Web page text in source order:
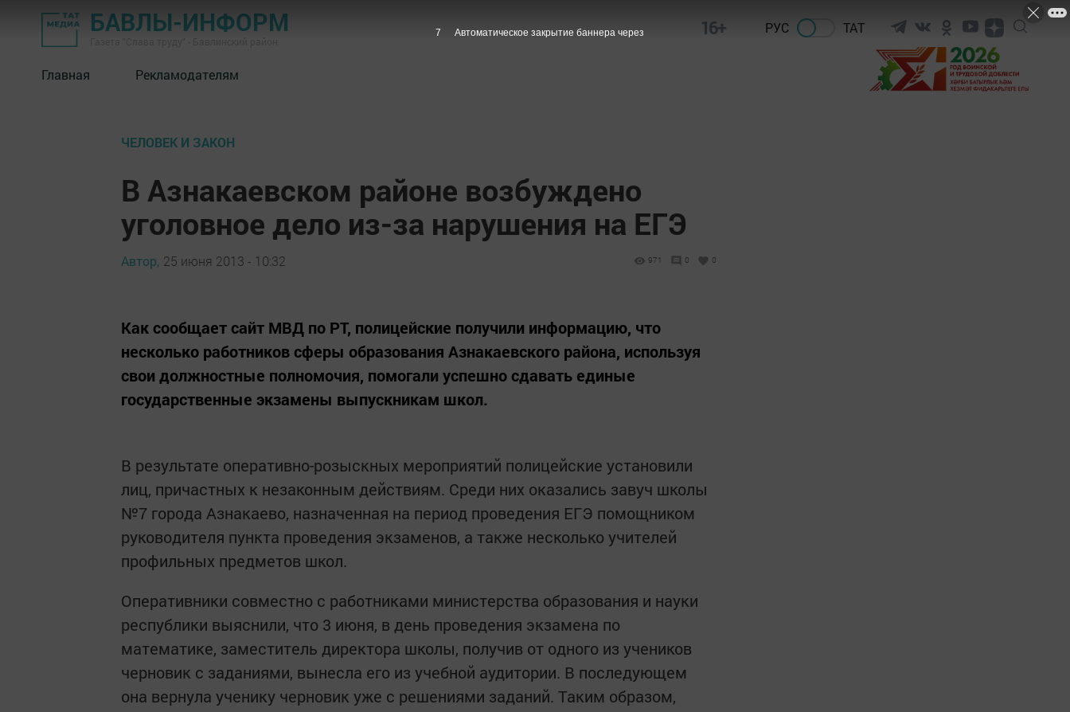
БАВЛЫ-ИНФОРМ 16+ РУС ТАТ
Главная Рекламодателям
ЧЕЛОВЕК И ЗАКОН
В Азнакаевском районе возбуждено
уголовное дело из-за нарушения на ЕГЭ
Автор, 25 июня 2013 - 10:32 971 0 0
Как сообщает сайт МВД по РТ, полицейские получили информацию, что
несколько работников сферы образования Азнакаевского района, используя
свои должностные полномочия, помогали успешно сдавать единые
государственные экзамены выпускникам школ.
В результате оперативно-розыскных мероприятий полицейские установили
лиц, причастных к незаконным действиям. Среди них оказались завуч школы
№7 города Азнакаево, назначенная на период проведения ЕГЭ помощником
руководителя пункта проведения экзаменов, а также несколько учителей
профильных предметов школ.
Оперативники совместно с работниками министерства образования и науки
республики выяснили, что 3 июня, в день проведения экзамена по
математике, заместитель директора школы, получив от одного из учеников
черновик с заданиями, вынесла его из учебной аудитории. В последующем
она вернула ученику черновик уже с решениями заданий. Таким образом,
6 Автоматическое закрытие баннера через